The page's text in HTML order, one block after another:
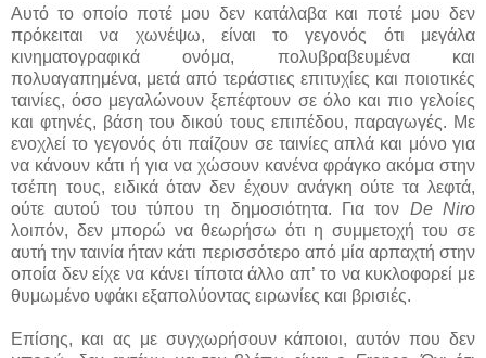
Αυτό το οποίο ποτέ μου δεν κατάλαβα και ποτέ μου δεν
πρόκειται να χωνέψω, είναι το γεγονός ότι μεγάλα
κινηματογραφικά ονόμα, πολυβραβευμένα και
πολυαγαπημένα, μετά από τεράστιες επιτυχίες και ποιοτικές
ταινίες, όσο μεγαλώνουν ξεπέφτουν σε όλο και πιο γελοίες
και φτηνές, βάση του δικού τους επιπέδου, παραγωγές. Με
ενοχλεί το γεγονός ότι παίζουν σε ταινίες απλά και μόνο για
να κάνουν κάτι ή για να χώσουν κανένα φράγκο ακόμα στην
τσέπη τους, ειδικά όταν δεν έχουν ανάγκη ούτε τα λεφτά,
ούτε αυτού του τύπου τη δημοσιότητα. Για τον De Niro
λοιπόν, δεν μπορώ να θεωρήσω ότι η συμμετοχή του σε
αυτή την ταινία ήταν κάτι περισσότερο από μία αρπαχτή στην
οποία δεν είχε να κάνει τίποτα άλλο απ’ το να κυκλοφορεί με
θυμωμένο υφάκι εξαπολύοντας ειρωνίες και βρισιές.
Επίσης, και ας με συγχωρήσουν κάποιοι, αυτόν που δεν